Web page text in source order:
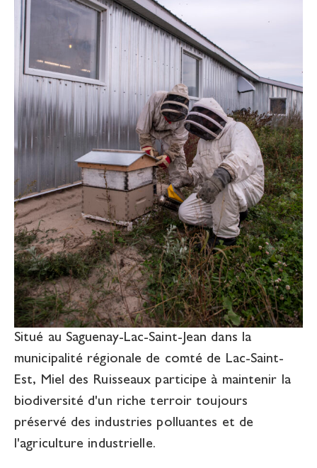
Situé au Saguenay-Lac-Saint-Jean dans la
municipalité régionale de comté de Lac-Saint-
Est, Miel des Ruisseaux participe à maintenir la
biodiversité d'un riche terroir toujours
préservé des industries polluantes et de
l'agriculture industrielle.